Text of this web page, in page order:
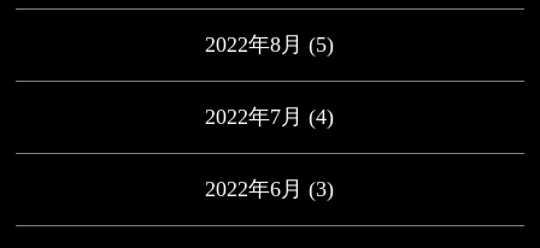
2022年8月 (5)
2022年7月 (4)
2022年6月 (3)